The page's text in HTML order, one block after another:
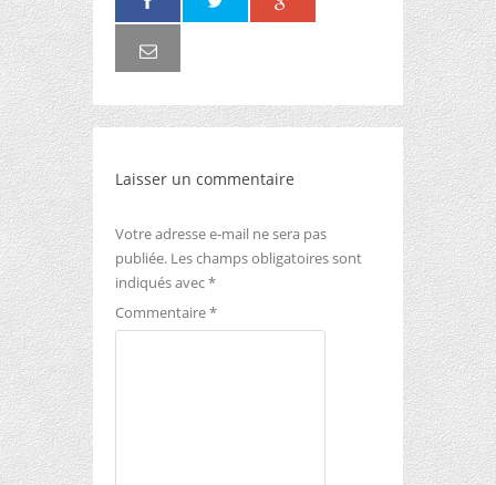
Laisser un commentaire
Votre adresse e-mail ne sera pas
publiée. Les champs obligatoires sont
indiqués avec*
Commentaire*